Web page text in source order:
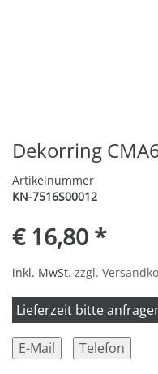
Dekorring
Artikelnummer
KN-7516S00012
€ 16,80 *
inkl. MwSt. zzgl.
Lieferzeit bitte
E-Mail Telefon